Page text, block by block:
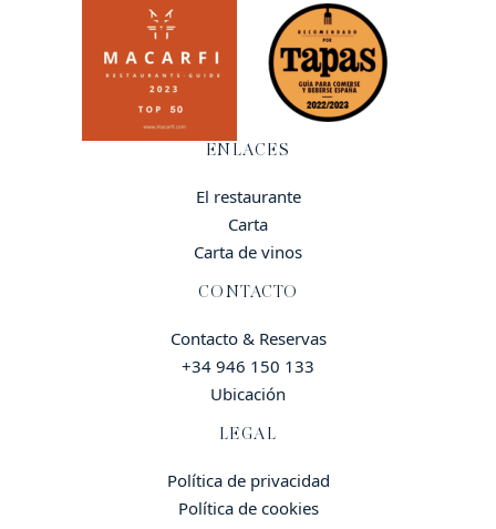
ENLACES
El restaurante
Carta
Carta de vinos
CONTACTO
Contacto & Reservas
+34 946 150 133
Ubicación
LEGAL
Política de privacidad
Política de cookies